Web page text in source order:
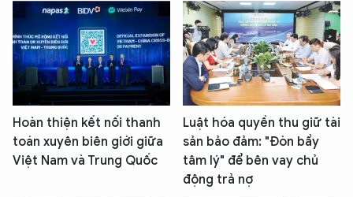
Hoàn thiện kết nối thanh
toán xuyên biên giới giữa
Việt Nam và Trung Quốc
Luật hóa quyền thu giữ tài
sản bảo đảm: "Đòn bẩy
tâm lý" để bên vay chủ
động trả nợ